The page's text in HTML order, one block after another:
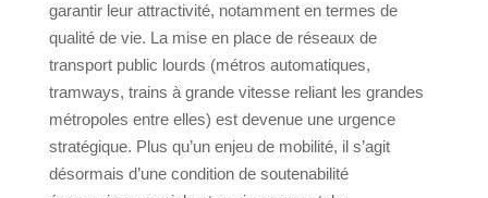
garantir leur attractivité, notamment en termes de
qualité de vie. La mise en place de réseaux de
transport public lourds (métros automatiques,
tramways, trains à grande vitesse reliant les grandes
métropoles entre elles) est devenue une urgence
stratégique. Plus qu’un enjeu de mobilité, il s’agit
désormais d’une condition de soutenabilité